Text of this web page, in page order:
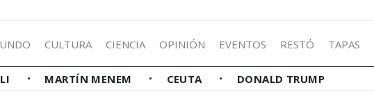
CULTURA CIENCIA OPINIÓN EVENTOS RESTÓ TAPAS
MARTÍN MENEM CEUTA DONALD TRUMP